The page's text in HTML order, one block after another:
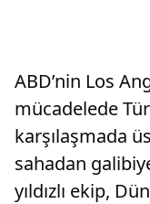
ABD’nin Los
mücadelede
karşılaşmada
sahadan
yıldızlı ekip,